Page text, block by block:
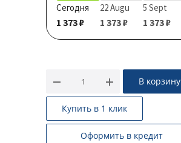
Сегодня
1 373 ₽
22 Augu
1 373 ₽
5 Sept
1 373 ₽
В корзину
Купить в 1 клик
Оформить в кредит